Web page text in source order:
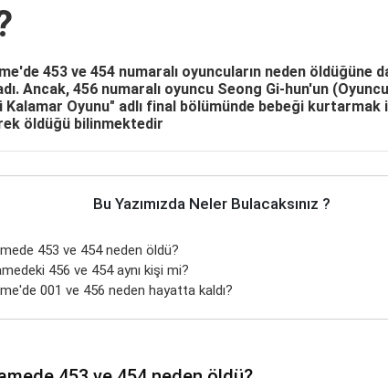
453 ve 454 numaralı oyuncuların neden öldüğüne
Ancak, 456 numaralı oyuncu Seong Gi-hun'un
Kalamar Oyunu" adlı final bölümünde bebeği kurtarmak
öldüğü bilinmektedir
Bu Yazımızda Neler Bulacaksınız ?
453 ve 454 neden öldü?
456 ve 454 aynı kişi mi?
001 ve 456 neden hayatta kaldı?